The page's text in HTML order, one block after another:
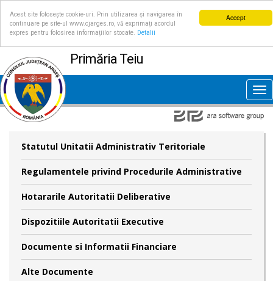
Accept
Acest site folosește cookie-uri. Prin utilizarea și navigarea în
continuare pe site-ul www.cjarges.ro, vă exprimați acordul
expres pentru folosirea informațiilor stocate.
Detalii
Primăria Teiu
Statutul Unitatii Administrativ Teritoriale
Regulamentele privind Procedurile Administrative
Hotararile Autoritatii Deliberative
Dispozitiile Autoritatii Executive
Documente si Informatii Financiare
Alte Documente